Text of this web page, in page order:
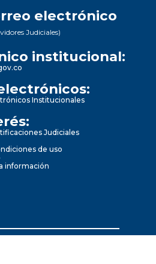
electrónico
Judiciales)
institucional:
Institucionales
Judiciales
de uso
información